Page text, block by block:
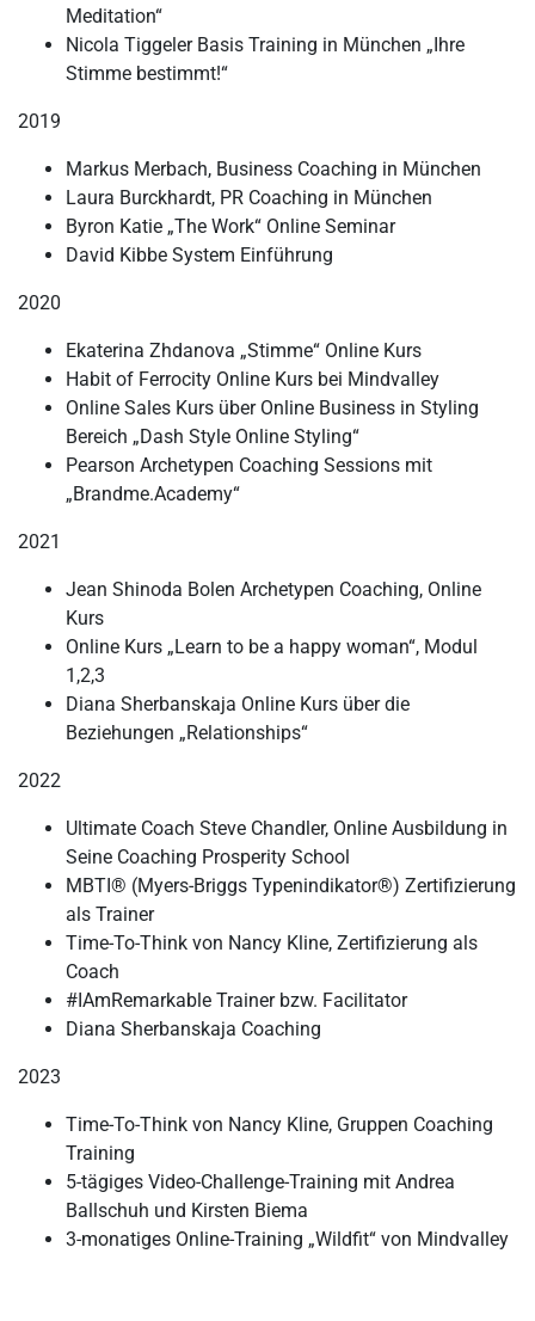
Meditation“
Nicola Tiggeler Basis Training in München „Ihre
Stimme bestimmt!“
2019
Markus Merbach, Business Coaching in München
Laura Burckhardt, PR Coaching in München
Byron Katie „The Work“ Online Seminar
David Kibbe System Einführung
2020
Ekaterina Zhdanova „Stimme“ Online Kurs
Habit of Ferrocity Online Kurs bei Mindvalley
Online Sales Kurs über Online Business in Styling
Bereich „Dash Style Online Styling“
Pearson Archetypen Coaching Sessions mit
„Brandme.Academy“
2021
Jean Shinoda Bolen Archetypen Coaching, Online
Kurs
Online Kurs „Learn to be a happy woman“, Modul
1,2,3
Diana Sherbanskaja Online Kurs über die
Beziehungen „Relationships“
2022
Ultimate Coach Steve Chandler, Online Ausbildung in
Seine Coaching Prosperity School
MBTI® (Myers-Briggs Typenindikator®) Zertifizierung
als Trainer
Time-To-Think von Nancy Kline, Zertifizierung als
Coach
#IAmRemarkable Trainer bzw. Facilitator
Diana Sherbanskaja Coaching
2023
Time-To-Think von Nancy Kline, Gruppen Coaching
Training
5-tägiges Video-Challenge-Training mit Andrea
Ballschuh und Kirsten Biema
3-monatiges Online-Training „Wildfit“ von Mindvalley